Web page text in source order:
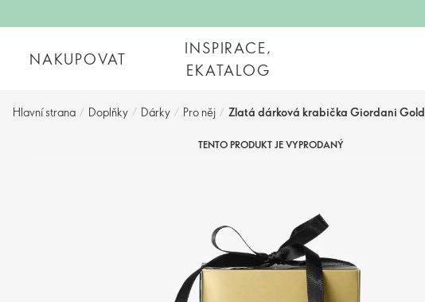
NAKUPOVAT
INSPIRACE,
EKATALOG
Hlavní strana / Doplňky / Dárky / Pro něj / Zlatá dárková krabička Giordani Gold
TENTO PRODUKT JE VYPRODANÝ